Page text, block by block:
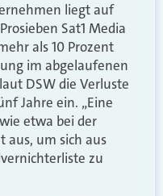
liegt auf
Sat1 Media
als 10 Prozent
im abgelaufenen
DSW die Verluste
Jahre ein. „Eine
etwa bei der
aus, um sich aus
zu